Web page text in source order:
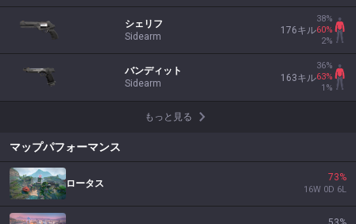
シェリフ
Sidearm
176キル
38%
60%
2%
バンディット
Sidearm
163キル
36%
63%
1 %
もっと見る
マップパフォーマンス
ロータス
73%
16W 0D 6L